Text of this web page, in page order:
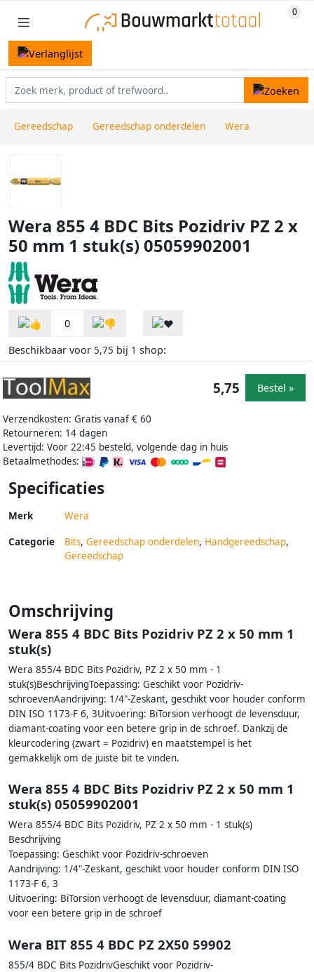
Gereedschap Gereedschap onderdelen Wera
Wera 855 4 BDC Bits Pozidriv PZ 2 x
50 mm 1 stuk(s) 05059902001
0
Beschikbaar voor 5,75 bij 1 shop:
Verzendkosten: Gratis vanaf € 60
Retourneren: 14 dagen
Levertijd: Voor 22:45 besteld, volgende dag in huis
Betaalmethodes:
5,75 Bestel »
Specificaties
Merk Wera
Categorie Bits, Gereedschap onderdelen, Handgereedschap,
Gereedschap
Omschrijving
Wera 855 4 BDC Bits Pozidriv PZ 2 x 50 mm 1
stuk(s)
Wera 855/4 BDC Bits Pozidriv, PZ 2 x 50 mm - 1
stuk(s)BeschrijvingToepassing: Geschikt voor Pozidriv-
schroevenAandrijving: 1/4"-Zeskant, geschikt voor houder conform
DIN ISO 1173-F 6, 3Uitvoering: BiTorsion verhoogt de levensduur,
diamant-coating voor een betere grip in de schroef. Dankzij de
kleurcodering (zwart = Pozidriv) en maatstempel is het
gemakkelijk om de juiste bit te vinden.
Wera 855 4 BDC Bits Pozidriv PZ 2 x 50 mm 1
stuk(s) 05059902001
Wera 855/4 BDC Bits Pozidriv, PZ 2 x 50 mm - 1 stuk(s)
Beschrijving
Toepassing: Geschikt voor Pozidriv-schroeven
Aandrijving: 1/4"-Zeskant, geschikt voor houder conform DIN ISO
1173-F 6, 3
Uitvoering: BiTorsion verhoogt de levensduur, diamant-coating
voor een betere grip in de schroef
Wera BIT 855 4 BDC PZ 2X50 59902
855/4 BDC Bits PozidrivGeschikt voor Pozidriv-